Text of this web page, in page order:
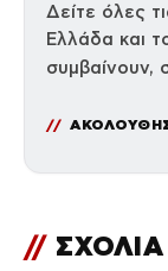
Δείτε όλες
Ελλάδα και
συμβαίνουν,
// ΣΧΟΛΙΑ